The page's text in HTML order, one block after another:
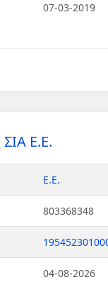
07-03-2019
Ε.Ε.
Ε.Ε.
803368348
04-08-2026